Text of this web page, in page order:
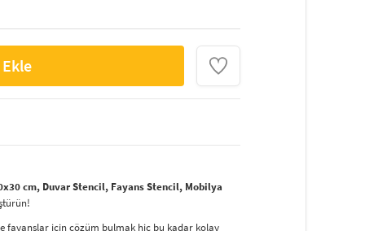
cm, Duvar Stencil, Fayans Stencil, Mobilya
fayanslar için çözüm bulmak hiç bu kadar kolay